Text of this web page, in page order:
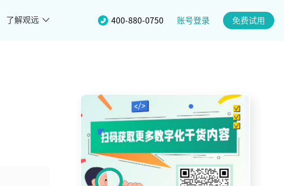
了解观远 400-880-0750 账号登录 免费试用